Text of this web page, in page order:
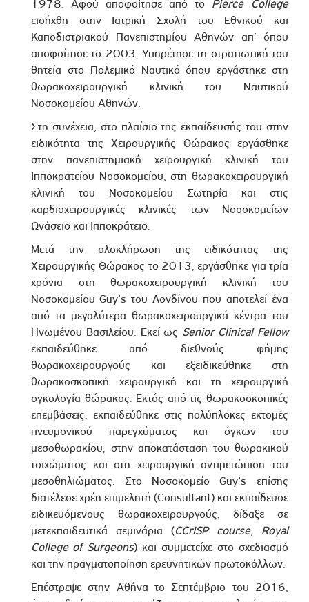
1978. Αφού αποφοίτησε από το Pierce
College
εισήχθη στην Ιατρική Σχολή του Εθνικού και
Καποδιστριακού Πανεπιστημίου Αθηνών απ’ όπου
αποφοίτησε το 2003. Υπηρέτησε τη στρατιωτική του
θητεία στο Πολεμικό Ναυτικό όπου εργάστηκε στη
θωρακοχειρουργική κλινική του Ναυτικού
Νοσοκομείου Αθηνών.
Στη συνέχεια, στο πλαίσιο της εκπαίδευσής του στην
ειδικότητα της Χειρουργικής Θώρακος εργάσθηκε
στην πανεπιστημιακή χειρουργική κλινική του
Ιπποκρατείου Νοσοκομείου, στη θωρακοχειρουργική
κλινική του Νοσοκομείου Σωτηρία και στις
καρδιοχειρουργικές κλινικές των Νοσοκομείων
Ωνάσειο και Ιπποκράτειο.
Μετά την ολοκλήρωση της ειδικότητας της
Χειρουργικής Θώρακος το 2013, εργάσθηκε για τρία
χρόνια στη θωρακοχειρουργική κλινική του
Νοσοκομείου Guy’s του Λονδίνου που αποτελεί ένα
από τα μεγαλύτερα θωρακοχειρουργικά κέντρα του
Ηνωμένου Βασιλείου. Εκεί ως Senior Clinical Fellow
εκπαιδεύθηκε από διεθνούς φήμης
θωρακοχειρουργούς και εξειδικεύθηκε στη
θωρακοσκοπική χειρουργική και τη χειρουργική
ογκολογία θώρακος. Εκτός από τις θωρακοσκοπικές
επεμβάσεις, εκπαιδεύθηκε στις πολύπλοκες εκτομές
πνευμονικού παρεγχύματος και όγκων του
μεσοθωρακίου, στην αποκατάσταση του θωρακικού
τοιχώματος και στη χειρουργική αντιμετώπιση του
μεσοθηλιώματος. Στο Νοσοκομείο Guy’s επίσης
διατέλεσε χρέη επιμελητή (Consultant) και εκπαίδευσε
ειδικευόμενους θωρακοχειρουργούς, δίδαξε σε
μετεκπαιδευτικά σεμινάρια (CCrISP course, Royal
College of Surgeons) και συμμετείχε στο σχεδιασμό
και την πραγματοποίηση ερευνητικών πρωτοκόλλων.
Επέστρεψε στην Αθήνα το Σεπτέμβριο του 2016,